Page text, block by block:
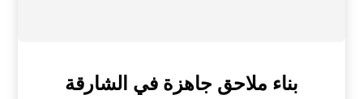
بناء ملاحق جاهزة في الشارقة